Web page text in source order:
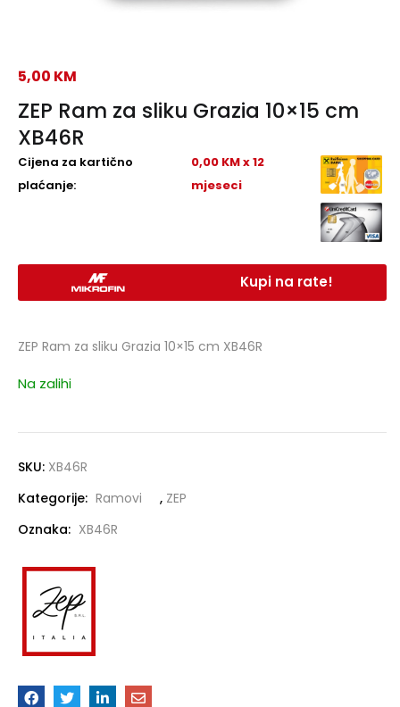
ZEP Ram za sliku Grazia 10×15 cm
XB46R
5,00 KM
Cijena za kartično
plaćanje:
0,00 KM x 12
mjeseci
Kupi na rate!
ZEP Ram za sliku Grazia 10×15 cm XB46R
Na zalihi
SKU: XB46R
Kategorije: Ramovi , ZEP
Oznaka: XB46R